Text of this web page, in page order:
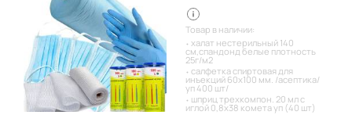
Товар в наличии:
халат нестерильный 140
см,спандонд белые плотность
25г/м2
салфетка спиртовая для
инъекций 60х100 мм. /асептика/
уп 400 шт/
шприц трехкомпон. 20 мл с
иглой 0,8х38 комета уп (40 шт)